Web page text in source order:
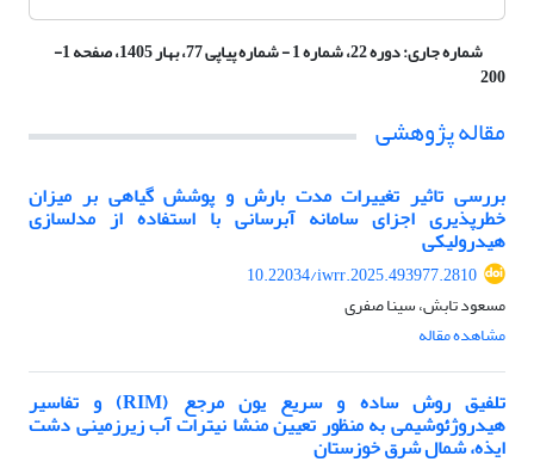
شماره جاری: دوره 22، شماره 1 - شماره پیاپی 77، بهار 1405، صفحه 1-
200
مقاله پژوهشی
بررسی تاثیر تغییرات مدت بارش و پوشش گیاهی بر میزان
خطرپذیری اجزای سامانه آبرسانی با استفاده از مدل‎سازی
هیدرولیکی
10.22034/iwrr.2025.493977.2810
مسعود تابش، سینا صفری
مشاهده مقاله
تلفیق روش ساده و سریع یون مرجع (RIM) و تفاسیر
هیدروژئوشیمی به منظور تعیین منشا نیترات آب زیرزمینی دشت
ایذه، شمال شرق خوزستان